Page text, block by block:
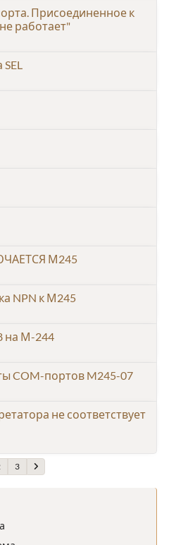
Присоединенное к
работает"
М245
NPN к М245
на М-244
COM-портов M245-07
не соответствует
3